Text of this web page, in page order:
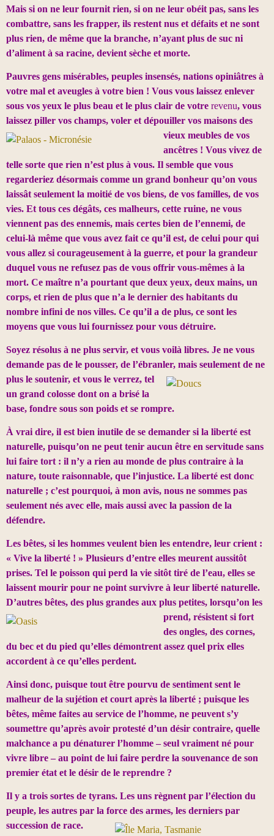
Mais si on ne leur fournit rien, si on ne leur obéit pas, sans les
combattre, sans les frapper, ils restent nus et défaits et ne sont
plus rien, de même que la branche, n’ayant plus de suc ni
d’aliment à sa racine, devient sèche et morte.
Pauvres gens misérables, peuples insensés, nations opiniâtres à
votre mal et aveugles à votre bien ! Vous vous laissez enlever
sous vos yeux le plus beau et le plus clair de votre revenu, vous
laissez piller vos champs, voler et dépouiller vos maisons des
vieux meubles de vos
ancêtres ! Vous vivez de
telle sorte que rien n’est plus à vous. Il semble que vous
regarderiez désormais comme un grand bonheur qu’on vous
laissât seulement la moitié de vos biens, de vos familles, de vos
vies. Et tous ces dégâts, ces malheurs, cette ruine, ne vous
viennent pas des ennemis, mais certes bien de l’ennemi, de
celui-là même que vous avez fait ce qu’il est, de celui pour qui
vous allez si courageusement à la guerre, et pour la grandeur
duquel vous ne refusez pas de vous offrir vous-mêmes à la
mort. Ce maître n’a pourtant que deux yeux, deux mains, un
corps, et rien de plus que n’a le dernier des habitants du
nombre infini de nos villes. Ce qu’il a de plus, ce sont les
moyens que vous lui fournissez pour vous détruire.
Soyez résolus à ne plus servir, et vous voilà libres. Je ne vous
demande pas de le pousser, de l’ébranler, mais seulement de ne
plus le soutenir, et vous le verrez, tel
un grand colosse dont on a brisé la
base, fondre sous son poids et se rompre.
À vrai dire, il est bien inutile de se demander si la liberté est
naturelle, puisqu’on ne peut tenir aucun être en servitude sans
lui faire tort : il n’y a rien au monde de plus contraire à la
nature, toute raisonnable, que l’injustice. La liberté est donc
naturelle ; c’est pourquoi, à mon avis, nous ne sommes pas
seulement nés avec elle, mais aussi avec la passion de la
défendre.
Les bêtes, si les hommes veulent bien les entendre, leur crient :
« Vive la liberté ! » Plusieurs d’entre elles meurent aussitôt
prises. Tel le poisson qui perd la vie sitôt tiré de l’eau, elles se
laissent mourir pour ne point survivre à leur liberté naturelle.
D’autres bêtes, des plus grandes aux plus petites, lorsqu’on les
prend, résistent si fort
des ongles, des cornes,
du bec et du pied qu’elles démontrent assez quel prix elles
accordent à ce qu’elles perdent.
Ainsi donc, puisque tout être pourvu de sentiment sent le
malheur de la sujétion et court après la liberté ; puisque les
bêtes, même faites au service de l’homme, ne peuvent s’y
soumettre qu’après avoir protesté d’un désir contraire, quelle
malchance a pu dénaturer l’homme – seul vraiment né pour
vivre libre – au point de lui faire perdre la souvenance de son
premier état et le désir de le reprendre ?
Il y a trois sortes de tyrans.​ Les uns règnent par l’élection du
peuple, les autres par la force des armes, les derniers par
succession de race.